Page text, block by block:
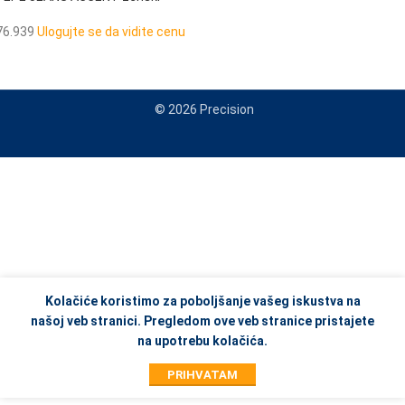
Ulogujte se da vidite cenu
© 2026 Precision
Kolačiće koristimo za poboljšanje vašeg iskustva na
našoj veb stranici. Pregledom ove veb stranice pristajete
na upotrebu kolačića.
PRIHVATAM